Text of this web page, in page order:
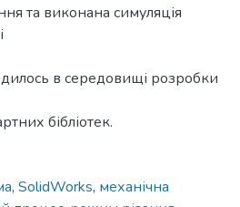
та виконана симуляція
в середовищі розробки
бібліотек.
, SolidWorks, механічна